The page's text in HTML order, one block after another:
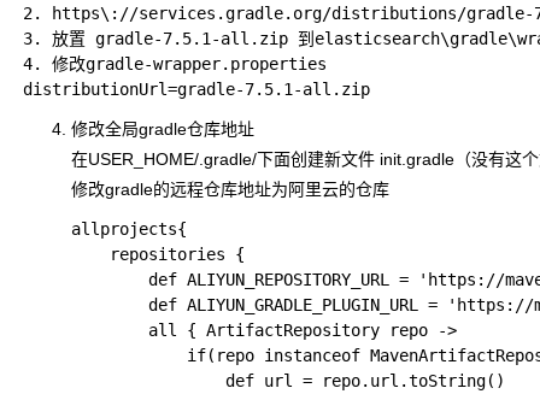
2. https\://services.gradle.org/distributions/gradle-
3. 放置 gradle-7.5.1-all.zip 到
4. 修改gradle-wrapper.properties
修改全局gradle仓库地址
在USER_HOME/.gradle/下面创建新文件 init.gradle （没有这
修改gradle的远程仓库地址为阿里云的仓库
allprojects{
    repositories {
def ALIYUN_REPOSITORY_URL = 'https://
def ALIYUN_GRADLE_PLUGIN_URL =
        all { ArtifactRepository repo ->
if(repo instanceof
                def url = repo.url.toString()